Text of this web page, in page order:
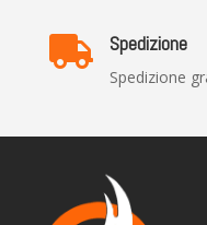
 Spedizione
Spedizione